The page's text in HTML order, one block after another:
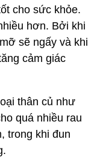
cho sức khỏe.
hơn. Bởi khi
sẽ ngấy và khi
cảm giác
thân củ như
quá nhiều rau
trong khi đun